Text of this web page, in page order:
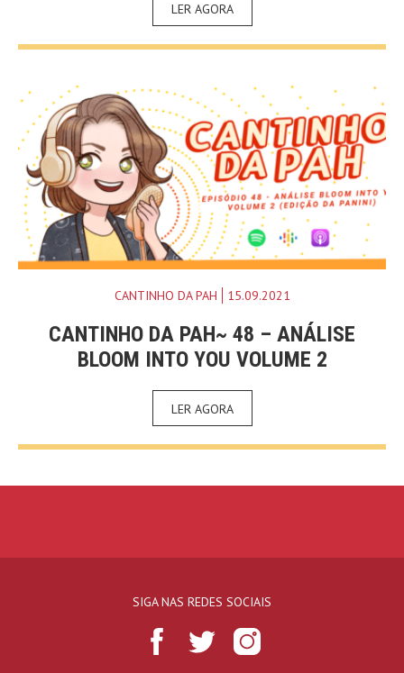
LER AGORA
CANTINHO DA PAH 15.09.2021
CANTINHO DA PAH~ 48 – ANÁLISE
BLOOM INTO YOU VOLUME 2
LER AGORA
SIGA NAS REDES SOCIAIS